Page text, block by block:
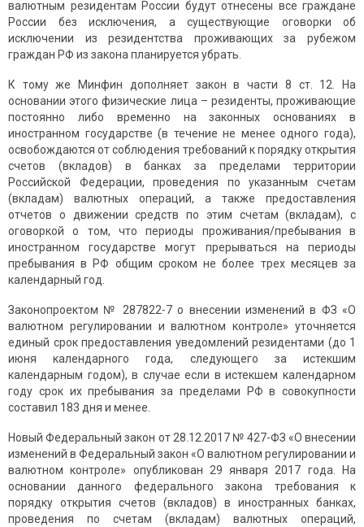
валютным резидентам России будут отнесены все граждане
России без исключения, а существующие оговорки об
исключении из резидентства проживающих за рубежом
граждан РФ из закона планируется убрать.
К тому же Минфин дополняет закон в части 8 ст. 12. На
основании этого физические лица – резиденты, проживающие
постоянно либо временно на законных основаниях в
иностранном государстве (в течение не менее одного года),
освобождаются от соблюдения требований к порядку открытия
счетов (вкладов) в банках за пределами территории
Российской Федерации, проведения по указанным счетам
(вкладам) валютных операций, а также предоставления
отчетов о движении средств по этим счетам (вкладам), с
оговоркой о том, что периоды проживания/пребывания в
иностранном государстве могут прерываться на периоды
пребывания в РФ общим сроком не более трех месяцев за
календарный год.
Законопроектом № 287822-7 о внесении изменений в ФЗ «О
валютном регулировании и валютном контроле» уточняется
единый срок предоставления уведомлений резидентами (до 1
июня календарного года, следующего за истекшим
календарным годом), в случае если в истекшем календарном
году срок их пребывания за пределами РФ в совокупности
составил 183 дня и менее.
Новый Федеральный закон от 28.12.2017 № 427-ФЗ «О внесении
изменений в Федеральный закон «О валютном регулировании и
валютном контроле» опубликован 29 января 2017 года. На
основании данного федерального закона требования к
порядку открытия счетов (вкладов) в иностранных банках,
проведения по счетам (вкладам) валютных операций,